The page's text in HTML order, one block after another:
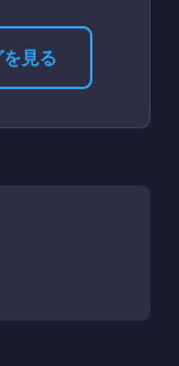
見る